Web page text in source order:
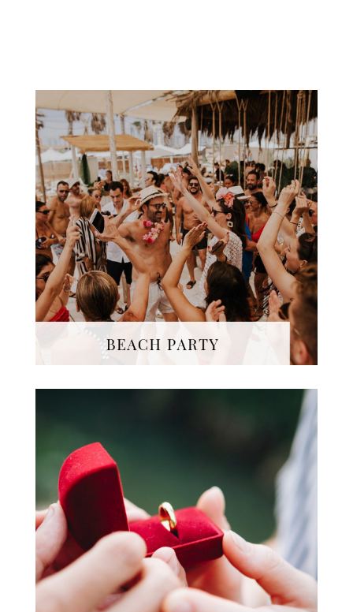
Animations, concours,
jeux, musique, piscine,
plage, activités sportives et
nautiques : nous
organisons votreBeach
Partyavec des
thématiques sur-mesure.
Jardins, salons, plages, lieux
historiques : nous organisons
votre fête defiançaillespour
profiter de vos proches en petit
comité et amorcer les festivités
de votre mariage !